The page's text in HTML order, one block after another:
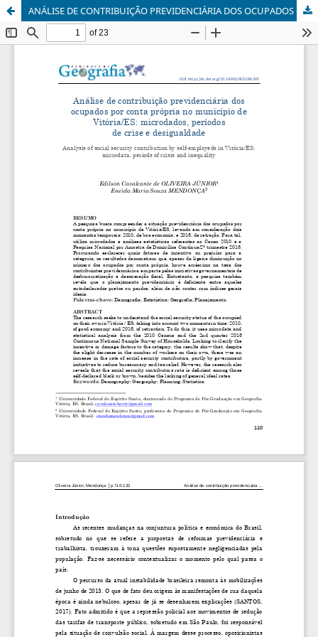
ANÁLISE DE CONTRIBUIÇÃO PREVIDENCIÁRIA DOS OCUPADOS POR CONTA PRÓPRIA NO MUNICÍPIO DE VITÓRIA/ES: Microdados, períodos de crise e desigualdade